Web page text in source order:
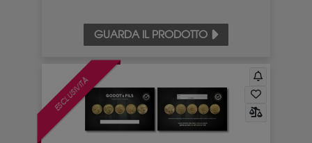
GUARDA IL PRODOTTO
ESCLUSIVITÀ